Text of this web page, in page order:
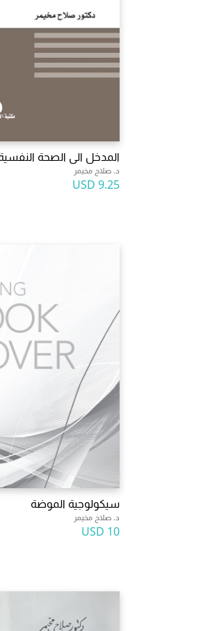
المدخل الى الصحة
د. صلاح مخيمر
9.25 USD
سيكولوجية الموضة
د. صلاح مخيمر
10 USD